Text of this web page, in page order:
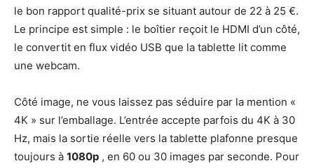
le bon rapport qualité-prix se situant autour de 22 à 25 €.
Le principe est simple : le boîtier reçoit le HDMI d’un côté,
le convertit en flux vidéo USB que la tablette lit comme
une webcam.
Côté image, ne vous laissez pas séduire par la mention «
4K » sur l’emballage. L’entrée accepte parfois du 4K à 30
Hz, mais la sortie réelle vers la tablette plafonne presque
toujours à 1080p , en 60 ou 30 images par seconde. Pour